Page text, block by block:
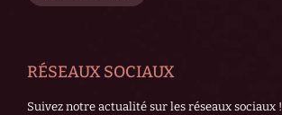
RÉSEAUX SOCIAUX
Suivez notre actualité sur les réseaux sociaux !